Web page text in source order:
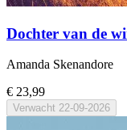
Dochter van de
Amanda Skenandore
€ 23,99
Verwacht 22-09-2026